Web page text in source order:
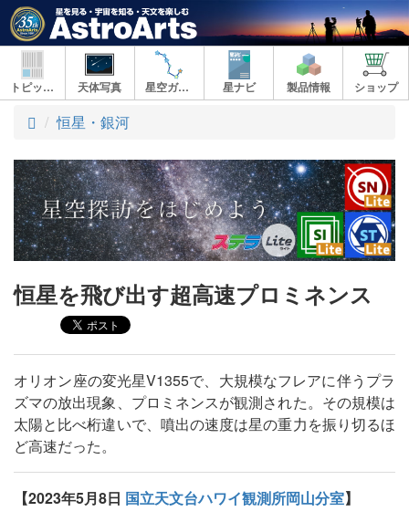
トピックス 天体写真 星空ガイド 星ナビ 製品情報 ショップ
ト
プ
恒星・銀河
恒星を飛び出す超高速プロミネンス
オリオン座の変光星V1355で、大規模なフレアに伴うプラ
ズマの放出現象、プロミネンスが観測された。その規模は
太陽と比べ桁違いで、噴出の速度は星の重力を振り切るほ
ど高速だった。
【2023年5月8日 国立天文台ハワイ観測所岡山分室】